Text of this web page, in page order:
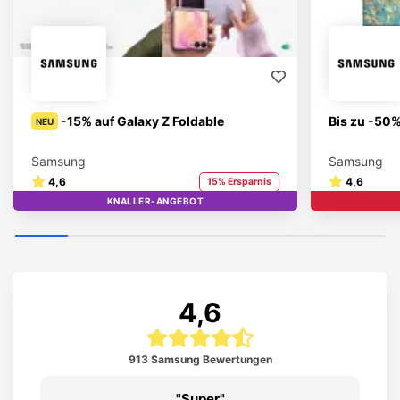
NEU -15% auf Galaxy Z Foldable
Samsung
4,6 15% Ersparnis
STUDENT BRAND
KNALLER-ANGEBOT
Bis zu -
Samsung
4,6
4,6
913 Samsung Bewertungen